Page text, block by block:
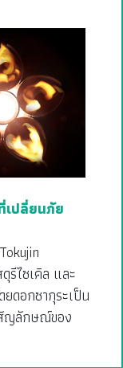
ปลี่ยนภัย
รีไซเคิล และ
ดอกซากุระเป็น
ญลักษณ์ของ